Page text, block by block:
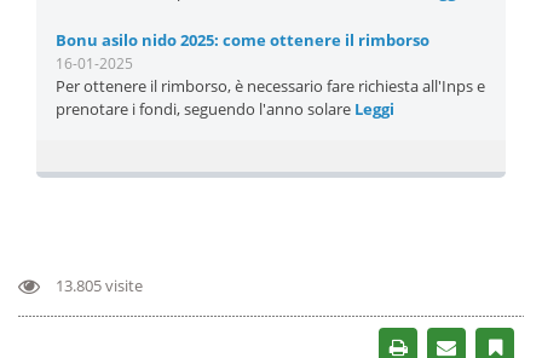
16-01-2025
Per ottenere il rimborso, è necessario fare richiesta all'Inps e
prenotare i fondi, seguendo l'anno solare Leggi
come richiederlo
13.805 visite